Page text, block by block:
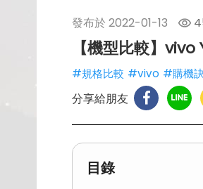
發布於 2022-01-13
【機型比較】
#規格比較 #vivo #購機
分享給朋友
目錄